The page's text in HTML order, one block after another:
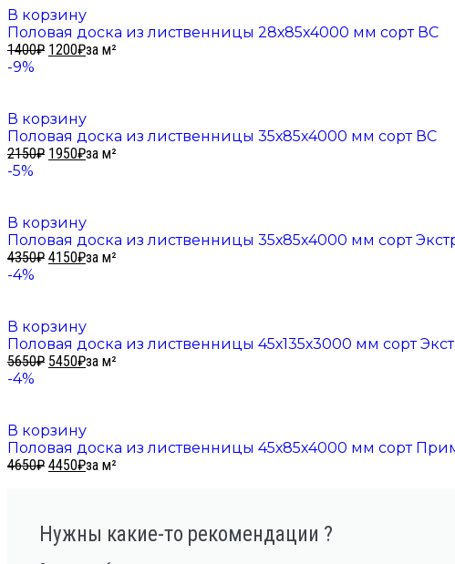
В корзину
Половая доска из лиственницы 28х85х4000 мм сорт ВС
1400₽ 1200₽за м²
-9%
В корзину
Половая доска из лиственницы 35х85х4000 мм сорт ВС
2150₽ 1950₽за м²
-5%
В корзину
Половая доска из лиственницы 35х85х4000 мм сорт
4350₽ 4150₽за м²
-4%
В корзину
Половая доска из лиственницы 45х135х3000 мм сорт
5650₽ 5450₽за м²
-4%
В корзину
Половая доска из лиственницы 45х85х4000 мм сорт
4650₽ 4450₽за м²
Нужны какие-то рекомендации ?